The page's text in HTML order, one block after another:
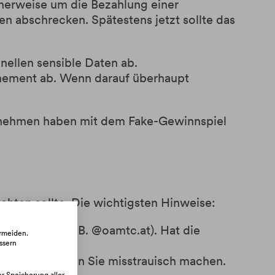
um die Bezahlung einer
abschrecken. Spätestens jetzt sollte das
sensible Daten ab.
ab. Wenn darauf überhaupt
haben mit dem Fake-Gewinnspiel
sollte. Die wichtigsten Hinweise:
Adresse (z.B. @oamtc.at). Hat die
sollten Sie misstrauisch machen.